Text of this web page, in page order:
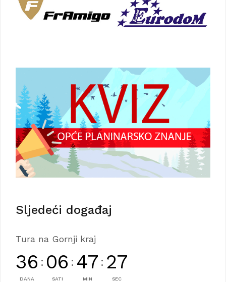
Sljedeći događaj
Tura na Gornji kraj
36
DANA
: 06
SATI
: 47
MIN
: 27
SEC